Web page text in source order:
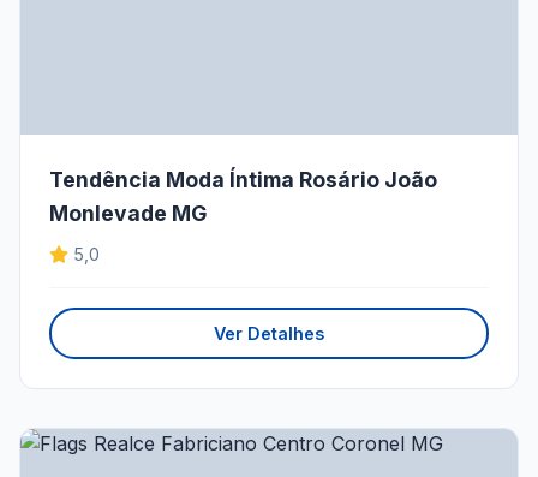
Tendência Moda Íntima Rosário João
Monlevade MG
5,0
Ver Detalhes